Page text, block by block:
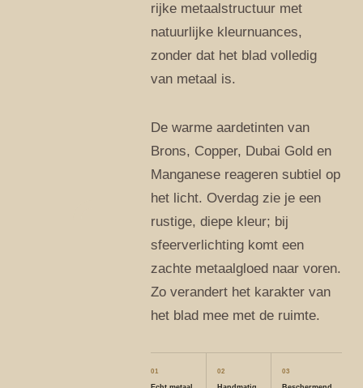
rijke metaalstructuur met
natuurlijke kleurnuances,
zonder dat het blad volledig
van metaal is.
De warme aardetinten van
Brons, Copper, Dubai Gold en
Manganese reageren subtiel op
het licht. Overdag zie je een
rustige, diepe kleur; bij
sfeerverlichting komt een
zachte metaalgloed naar voren.
Zo verandert het karakter van
het blad mee met de ruimte.
01 02 03